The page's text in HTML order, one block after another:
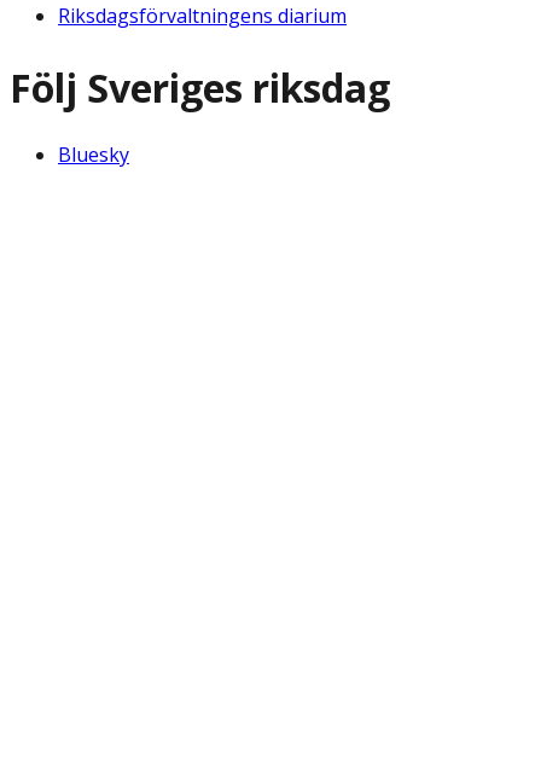
Riksdagsförvaltningens diarium
Följ Sveriges riksdag
Bluesky